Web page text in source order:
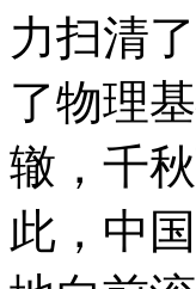
力扫清
了物理
辙，千
此，中